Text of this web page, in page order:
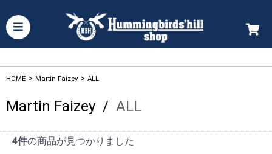
HOME > Martin Faizey > ALL
Martin Faizey / ALL
4件の商品が見つかりました